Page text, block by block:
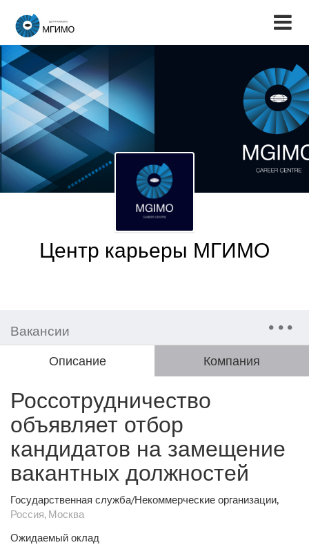
Центр карьеры МГИМО
Вакансии
Описание Компания
Россотрудничество
объявляет отбор
кандидатов на замещение
вакантных должностей
Государственная служба/Некоммерческие организации,
Россия, Москва
Ожидаемый оклад